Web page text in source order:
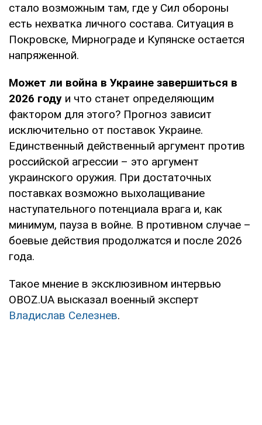
стало возможным там, где у Сил обороны
есть нехватка личного состава. Ситуация в
Покровске, Мирнограде и Купянске остается
напряженной.
Может ли война в Украине завершиться в
2026 году и что станет определяющим
фактором для этого? Прогноз зависит
исключительно от поставок Украине.
Единственный действенный аргумент против
российской агрессии – это аргумент
украинского оружия. При достаточных
поставках возможно выхолащивание
наступательного потенциала врага и, как
минимум, пауза в войне. В противном случае –
боевые действия продолжатся и после 2026
года.
Такое мнение в эксклюзивном интервью
OBOZ.UA высказал военный эксперт
Владислав Селезнев.